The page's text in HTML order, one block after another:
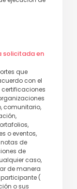
solicitada en
que
con el
comunitario,
o eventos,
de
de
caso,
de manera
(
o sus